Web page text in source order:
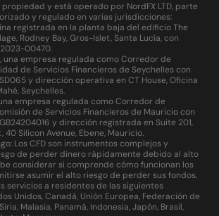
propiedad y está operado por NordFX LTD, parte
y regulado en varias jurisdicciones:
registrada en la planta baja del edificio The
Rodney Bay, Gros-Islet, Santa Lucía, con
00470.
una empresa regulada como Corredor de
de Servicios Financieros de Seychelles con
y dirección operativa en CT House, Oficina
Seychelles.
empresa regulada como Corredor de
de Servicios Financieros de Mauricio con
y dirección registrada en Suite 201,
40 Silicon Avenue, Ebene, Mauricio.
Los CFD son instrumentos complejos y
de perder dinero rápidamente debido al alto
considerar si comprende cómo funcionan los
asumir el alto riesgo de perder sus fondos.
servicios a residentes de las siguientes
Unidos, Canadá, Unión Europea, Federación de
Malasia, Panamá, Indonesia, Japón, Brasil,